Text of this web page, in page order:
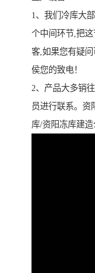
1、我们冷库大
个中间环节,把
客,如果您有疑
侯您的致电！
2、产品大多销
员进行联系。资
库/资阳冻库建